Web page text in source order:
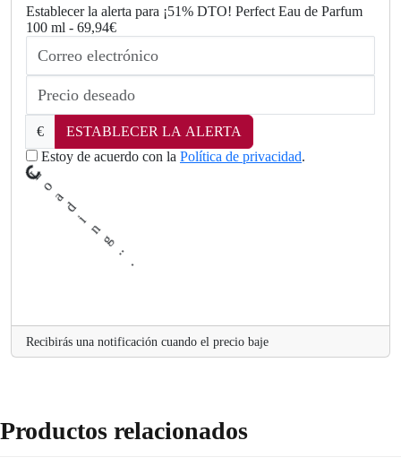
Establecer la alerta para ¡51% DTO! Perfect Eau de Parfum
100 ml - 69,94€
€
ESTABLECER LA ALERTA
Estoy de acuerdo con la Política de privacidad.
L
a
di
g
.
..
Recibirás una notificación cuando el precio baje
Productos relacionados